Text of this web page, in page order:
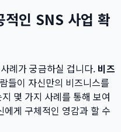
적인 SNS 사업 확
례가 궁금하실 겁니다. 비즈
들이 자신만의 비즈니스를
몇 가지 사례를 통해 보여
게 구체적인 영감과 할 수